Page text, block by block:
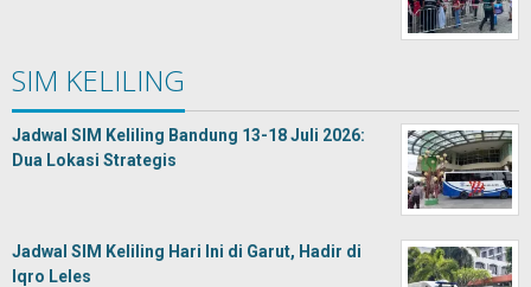
SIM KELILING
Jadwal SIM Keliling Bandung 13-18 Juli 2026:
Dua Lokasi Strategis
Jadwal SIM Keliling Hari Ini di Garut, Hadir di
Iqro Leles